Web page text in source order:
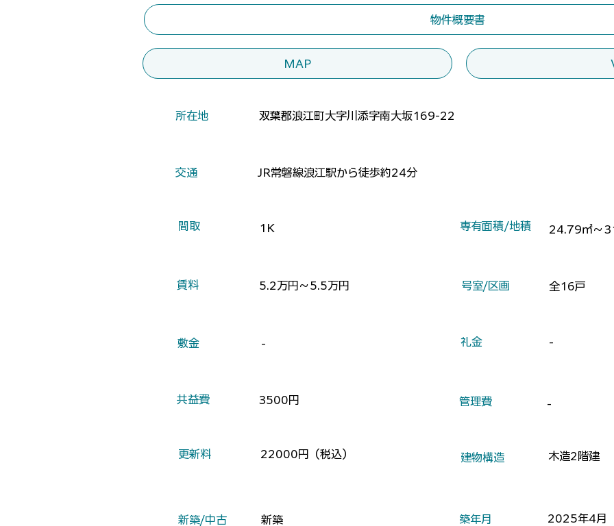
物件概要書
MAP
​所在地 双葉郡浪江町大字川添字南大坂169-22
​交通 JR常磐線浪江駅から徒歩約24分
​間取 1K ​専有面積/地積 24.79㎡～
​賃料 5.2万円～5.5万円 ​号室/区画 全16戸
​敷金 - ​礼金 -
​共益費 3500円 ​管理費 -
​更新料 22000円（税込） ​建物構造 木造2階建
​新築/中古 新築 ​築年月 2025年4月